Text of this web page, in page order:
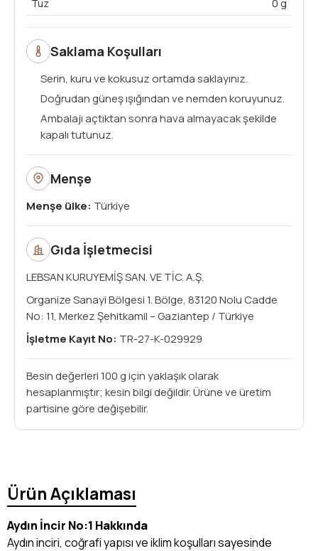
Tuz 0 g
Menşe
Menşe ülke: Türkiye
Saklama Koşulları
Serin, kuru ve kokusuz ortamda saklayınız.
Doğrudan güneş ışığından ve nemden koruyunuz.
Ambalajı açtıktan sonra hava almayacak şekilde
kapalı tutunuz.
Gıda İşletmecisi
LEBSAN KURUYEMİŞ SAN. VE TİC. A.Ş.
Organize Sanayi Bölgesi 1. Bölge, 83120 Nolu Cadde
No: 11, Merkez Şehitkamil – Gaziantep / Türkiye
İşletme Kayıt No: TR-27-K-029929
Besin değerleri 100 g için yaklaşık olarak
hesaplanmıştır; kesin bilgi değildir. Ürüne ve üretim
partisine göre değişebilir.
Ürün Açıklaması
Aydın İncir No:1 Hakkında
Aydın inciri, coğrafi yapısı ve iklim koşulları sayesinde